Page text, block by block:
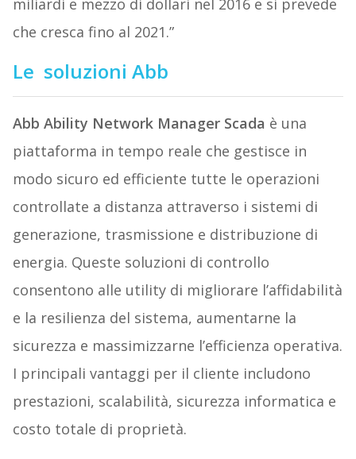
miliardi e mezzo di dollari nel 2016 e si prevede
che cresca fino al 2021.”
Le soluzioni Abb
Abb Ability Network Manager Scada è una
piattaforma in tempo reale che gestisce in
modo sicuro ed efficiente tutte le operazioni
controllate a distanza attraverso i sistemi di
generazione, trasmissione e distribuzione di
energia. Queste soluzioni di controllo
consentono alle utility di migliorare l’affidabilità
e la resilienza del sistema, aumentarne la
sicurezza e massimizzarne l’efficienza operativa.
I principali vantaggi per il cliente includono
prestazioni, scalabilità, sicurezza informatica e
costo totale di proprietà.